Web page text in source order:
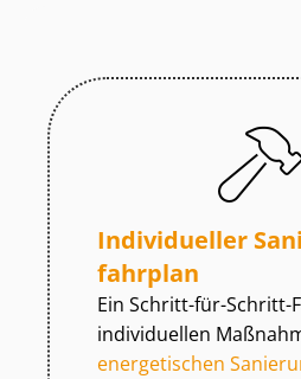
Individueller
fahr­plan
Ein Schritt-für-Schritt-
individuellen
energetischen